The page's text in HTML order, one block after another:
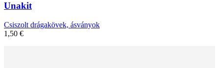
Unakit
Csiszolt drágakövek, ásványok
1,50 €